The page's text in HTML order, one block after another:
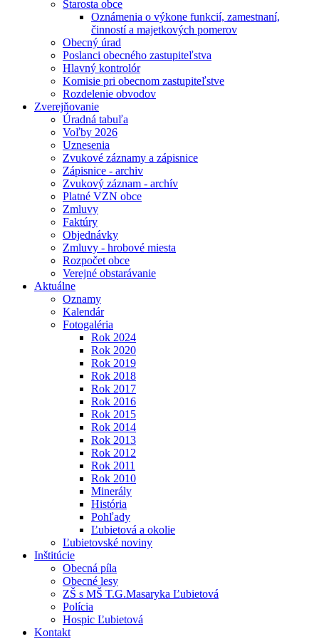
Starosta obce
Oznámenia o výkone funkcií, zamestnaní,
činností a majetkových pomerov
Obecný úrad
Poslanci obecného zastupiteľstva
Hlavný kontrolór
Komisie pri obecnom zastupiteľstve
Rozdelenie obvodov
Zverejňovanie
Úradná tabuľa
Voľby 2026
Uznesenia
Zvukové záznamy a zápisnice
Zápisnice - archiv
Zvukový záznam - archív
Platné VZN obce
Zmluvy
Faktúry
Objednávky
Zmluvy - hrobové miesta
Rozpočet obce
Verejné obstarávanie
Aktuálne
Oznamy
Kalendár
Fotogaléria
Rok 2024
Rok 2020
Rok 2019
Rok 2018
Rok 2017
Rok 2016
Rok 2015
Rok 2014
Rok 2013
Rok 2012
Rok 2011
Rok 2010
Minerály
História
Pohľady
Ľubietová a okolie
Ľubietovské noviny
Inštitúcie
Obecná píla
Obecné lesy
ZŠ s MŠ T.G.Masaryka Ľubietová
Polícia
Hospic Ľubietová
Kontakt